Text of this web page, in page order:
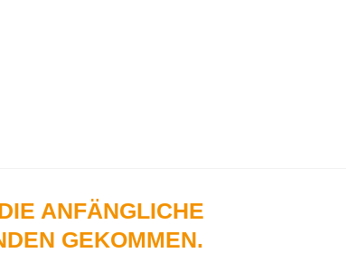
ANFÄNGLICHE
GEKOMMEN.